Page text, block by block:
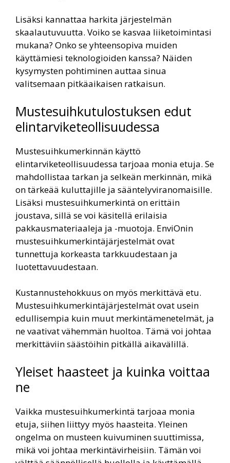
Lisäksi kannattaa harkita järjestelmän
skaalautuvuutta. Voiko se kasvaa liiketoimintasi
mukana? Onko se yhteensopiva muiden
käyttämiesi teknologioiden kanssa? Näiden
kysymysten pohtiminen auttaa sinua
valitsemaan pitkäaikaisen ratkaisun.
Mustesuihkutulostuksen edut
elintarviketeollisuudessa
Mustesuihkumerkinnän käyttö
elintarviketeollisuudessa tarjoaa monia etuja. Se
mahdollistaa tarkan ja selkeän merkinnän, mikä
on tärkeää kuluttajille ja sääntelyviranomaisille.
Lisäksi mustesuihkumerkintä on erittäin
joustava, sillä se voi käsitellä erilaisia
pakkausmateriaaleja ja -muotoja. EnviOnin
mustesuihkumerkintäjärjestelmät ovat
tunnettuja korkeasta tarkkuudestaan ja
luotettavuudestaan.
Kustannustehokkuus on myös merkittävä etu.
Mustesuihkumerkintäjärjestelmät ovat usein
edullisempia kuin muut merkintämenetelmät, ja
ne vaativat vähemmän huoltoa. Tämä voi johtaa
merkittäviin säästöihin pitkällä aikavälillä.
Yleiset haasteet ja kuinka voittaa
ne
Vaikka mustesuihkumerkintä tarjoaa monia
etuja, siihen liittyy myös haasteita. Yleinen
ongelma on musteen kuivuminen suuttimissa,
mikä voi johtaa merkintävirheisiin. Tämän voi